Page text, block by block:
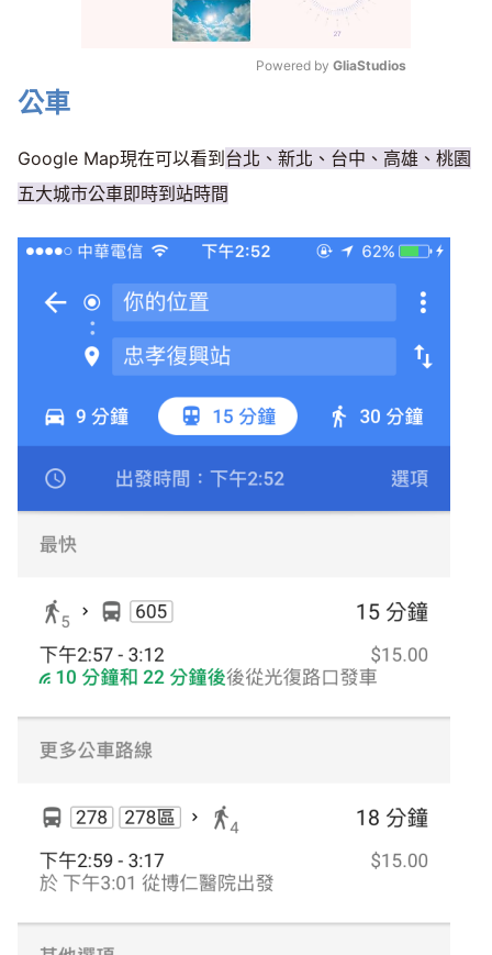
Powered by GliaStudios
公車
Google Map現在可以看到台北、新北、台中、高雄、桃園
五大城市公車即時到站時間